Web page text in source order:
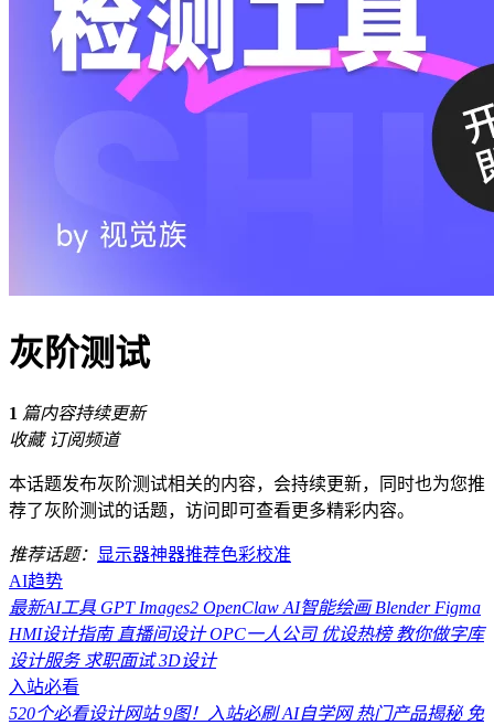
灰阶测试
1 篇内容持续更新
收藏 订阅频道
本话题发布灰阶测试相关的内容，会持续更新，同时也为您推
荐了灰阶测试的话题，访问即可查看更多精彩内容。
推荐话题： 显示器神器推荐色彩校准
AI趋势
最新AI工具 GPT Images2 OpenClaw AI智能绘画BlenderFigma
HMI设计指南直播间设计OPC一人公司优设热榜教你做字库
设计服务求职面试3D设计
入站必看
520个必看设计网站9图！入站必刷AI自学网热门产品揭秘免